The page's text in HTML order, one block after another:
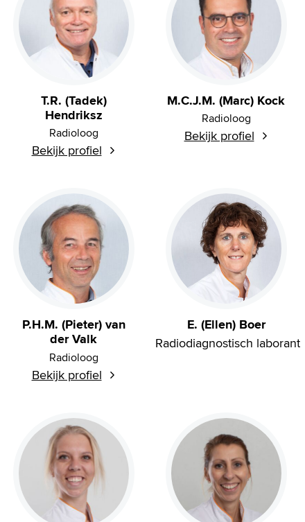
T.R. (Tadek)
Hendriksz
Radioloog
Bekijk profiel
M.C.J.M. (Marc) Kock
Radioloog
Bekijk profiel
P.H.M. (Pieter) van
der Valk
Radioloog
Bekijk profiel
E. (Ellen) Boer
Radiodiagnostisch laborant